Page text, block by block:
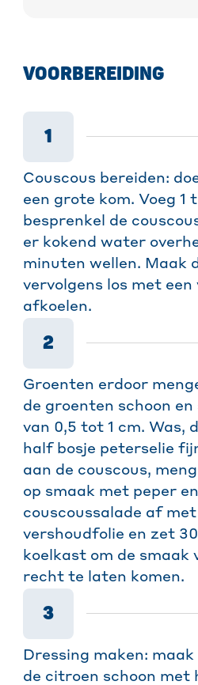
VOORBEREIDING
1
Couscous bereiden:
een grote kom. Voeg 1
besprenkel de
er kokend water
minuten wellen. Maak
vervolgens los met
afkoelen.
2
Groenten erdoor
de groenten schoon en
van 0,5 tot 1 cm. Was,
half bosje peterselie
aan de couscous,
op smaak met peper
couscoussalade af
vershoudfolie en zet
koelkast om de smaak
recht te laten komen.
3
Dressing maken:
de citroen schoon met